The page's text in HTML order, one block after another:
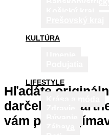
KULTÚRA
LIFESTYLE
Hľadáte
darček pre
vám pár